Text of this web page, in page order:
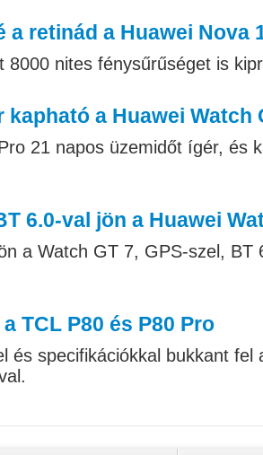
a retinád a Huawei Nova
8000 nites fénysűrűséget is
kapható a Huawei Watch
21 napos üzemidőt ígér, és
6.0-val jön a Huawei
a Watch GT 7, GPS-szel, BT
TCL P80 és P80 Pro
és specifikációkkal bukkant fel